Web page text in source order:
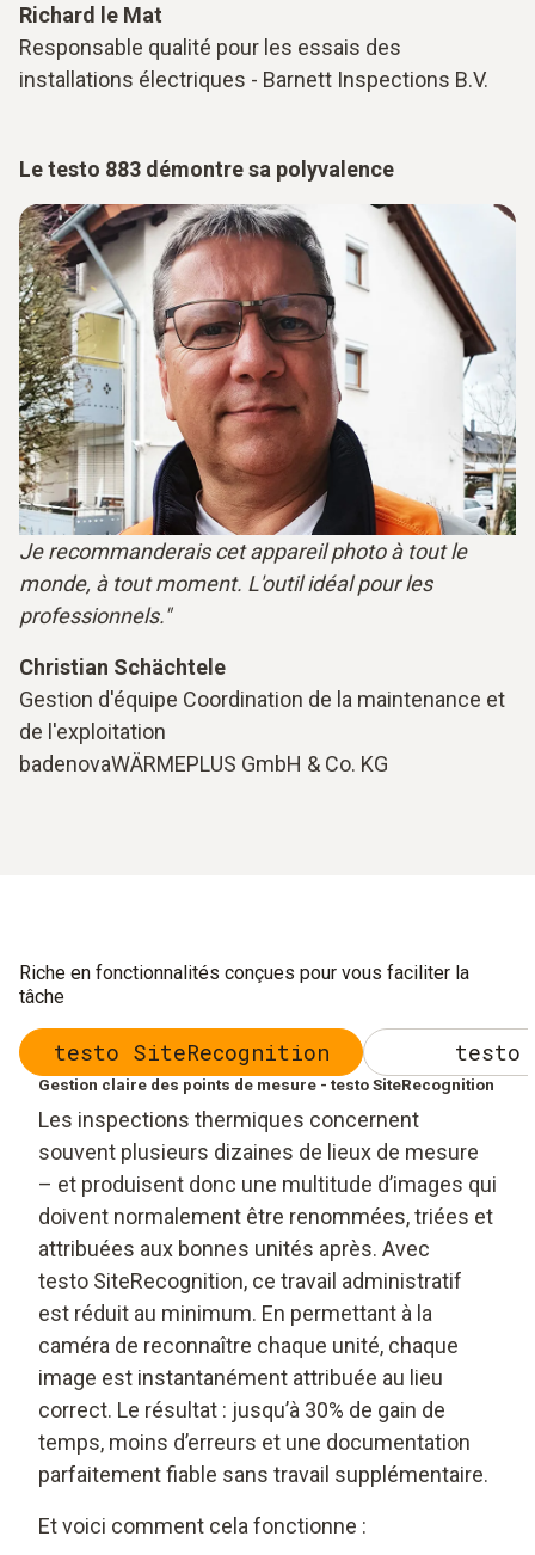
Richard le Mat
Responsable qualité pour les essais des
installations électriques - Barnett Inspections B.V.
Le testo 883 démontre sa polyvalence
Je recommanderais cet appareil photo à tout le
monde, à tout moment. L'outil idéal pour les
professionnels."
Christian Schächtele
Gestion d'équipe Coordination de la maintenance et
de l'exploitation
badenovaWÄRMEPLUS GmbH & Co. KG
Riche en fonctionnalités conçues pour vous faciliter la
tâche
testo SiteRecognition testo
Gestion claire des points de mesure - testo SiteRecognition
Les inspections thermiques concernent
souvent plusieurs dizaines de lieux de mesure
– et produisent donc une multitude d’images qui
doivent normalement être renommées, triées et
attribuées aux bonnes unités après. Avec
testo SiteRecognition, ce travail administratif
est réduit au minimum. En permettant à la
caméra de reconnaître chaque unité, chaque
image est instantanément attribuée au lieu
correct. Le résultat : jusqu’à 30% de gain de
temps, moins d’erreurs et une documentation
parfaitement fiable sans travail supplémentaire.
Et voici comment cela fonctionne :